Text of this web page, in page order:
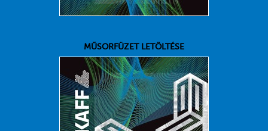
MŰSORFÜZET LETÖLTÉSE